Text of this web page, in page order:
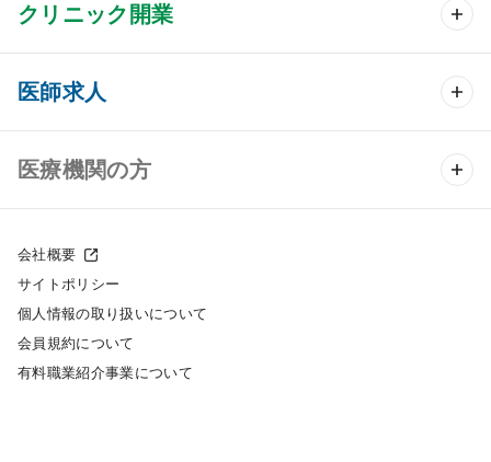
クリニック開業
クリニック開業 TOP
クリニック物件検索
クリニックの開業スタイル
クリニック開業までの流れ
開業支援事例
医師求人
医師求人 TOP
常勤求人検索
非常勤求人検索
スポット求人検索
医療機関の方
採用をお考えの医療機関の方
会社概要
サイトポリシー
個人情報の取り扱いについて
会員規約について
有料職業紹介事業について